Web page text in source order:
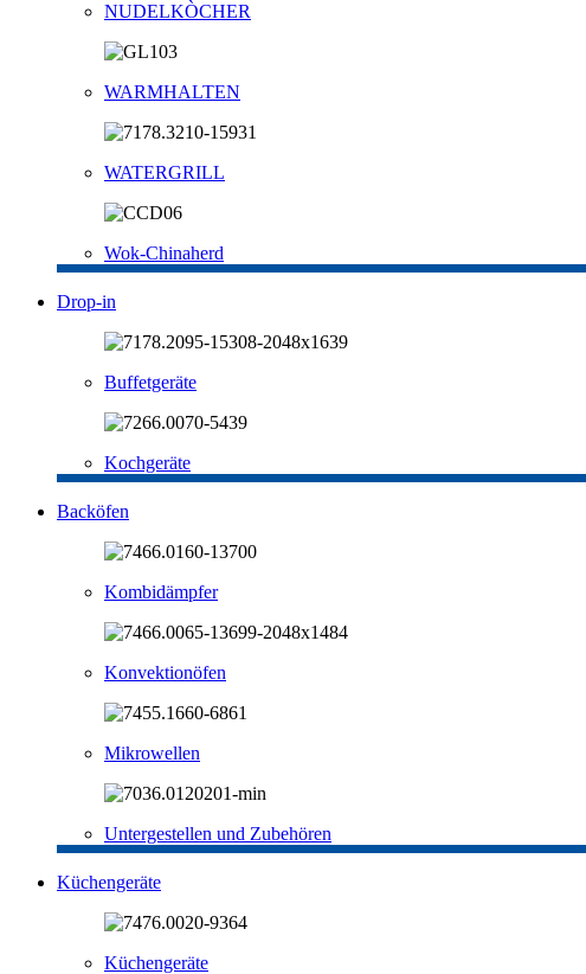
NUDELKÒCHER
WARMHALTEN
WATERGRILL
Wok-Chinaherd
Drop-in
Buffetgeräte
Kochgeräte
Backöfen
Kombidämpfer
Konvektionöfen
Mikrowellen
Untergestellen und Zubehören
Küchengeräte
Küchengeräte